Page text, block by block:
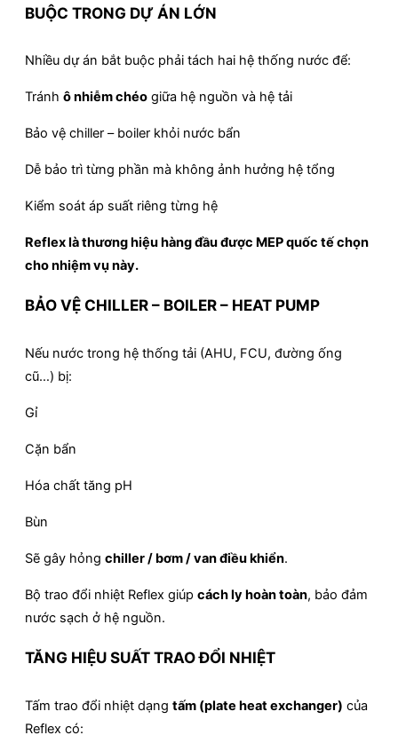
BUỘC TRONG DỰ ÁN LỚN
Nhiều dự án bắt buộc phải tách hai hệ thống nước để:
Tránh ô nhiễm chéo giữa hệ nguồn và hệ tải
Bảo vệ chiller – boiler khỏi nước bẩn
Dễ bảo trì từng phần mà không ảnh hưởng hệ tổng
Kiểm soát áp suất riêng từng hệ
Reflex là thương hiệu hàng đầu được MEP quốc tế chọn
cho nhiệm vụ này.
BẢO VỆ CHILLER – BOILER – HEAT PUMP
Nếu nước trong hệ thống tải (AHU, FCU, đường ống
cũ…) bị:
Gỉ
Cặn bẩn
Hóa chất tăng pH
Bùn
Sẽ gây hỏng chiller / bơm / van điều khiển.
Bộ trao đổi nhiệt Reflex giúp cách ly hoàn toàn, bảo đảm
nước sạch ở hệ nguồn.
TĂNG HIỆU SUẤT TRAO ĐỔI NHIỆT
Tấm trao đổi nhiệt dạng tấm (plate heat exchanger) của
Reflex có: